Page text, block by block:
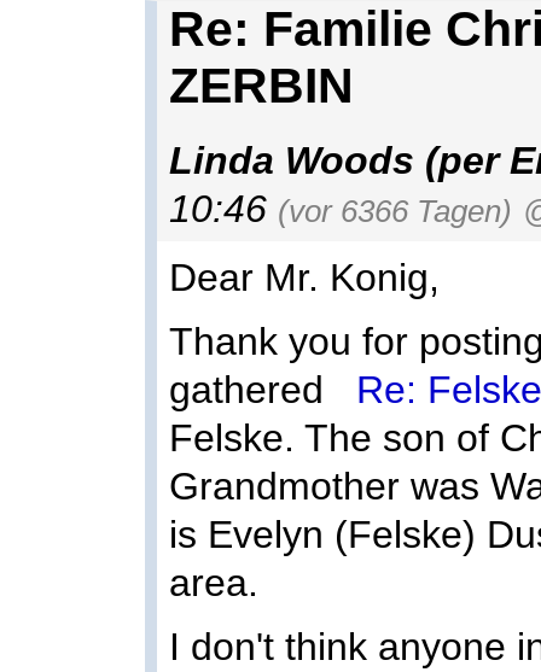
Re: Familie
ZERBIN
Linda Woods (per
10:46 (vor 6366 Tagen)
Dear Mr. Konig,
Thank you for
gathered
Re: Felske
Felske. The son of
Grandmother was
is Evelyn (Felske)
area.
I don't think anyone